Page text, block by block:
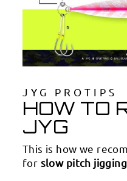
JYG PROTIPS
HOW TO
JYG
This is how we
for slow pitch jigging